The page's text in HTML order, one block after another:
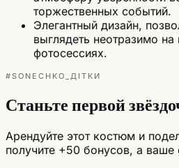
торжественных событий.
Элегантный дизайн,
выглядеть неотразимо на
фотосессиях.
#SONECHKO_ДІТКИ
Станьте первой
Арендуйте этот костюм и
получите +50 бонусов, а ваше